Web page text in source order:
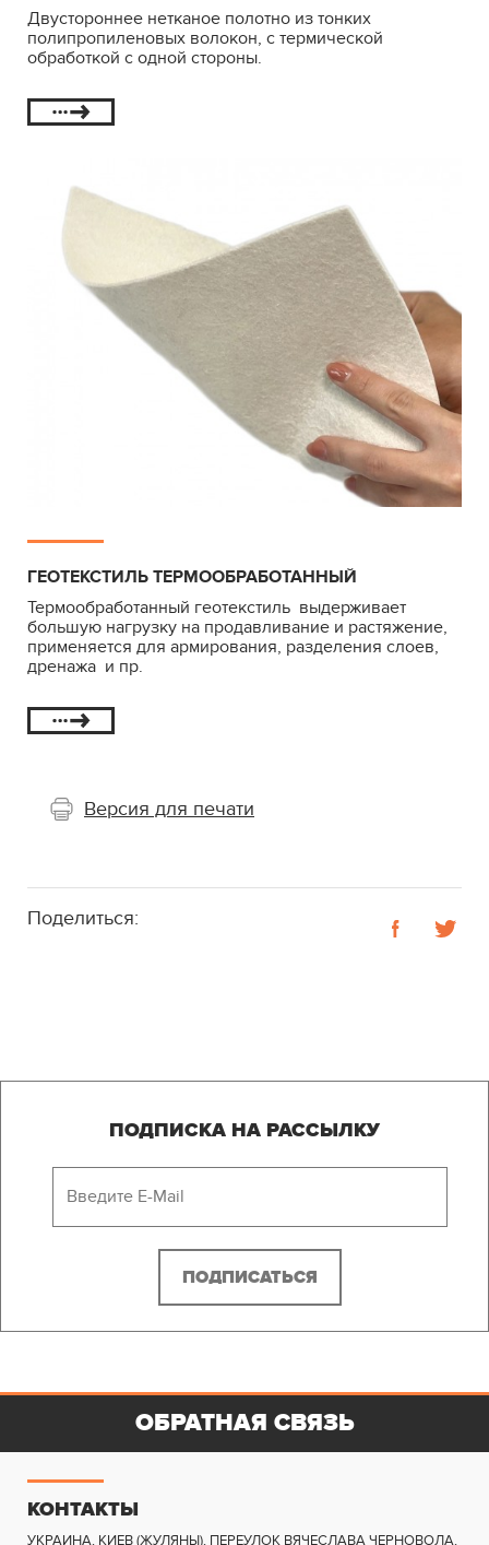
Двустороннее нетканое полотно из тонких
полипропиленовых волокон, с термической
обработкой с одной стороны.
ГЕОТЕКСТИЛЬ ТЕРМООБРАБОТАННЫЙ
Термообработанный геотекстиль выдерживает
большую нагрузку на продавливание и растяжение,
применяется для армирования, разделения слоев,
дренажа и пр.
Версия для печати
Поделиться:
ПОДПИСКА НА РАССЫЛКУ
КОНТАКТЫ
УКРАИНА, КИЕВ (ЖУЛЯНЫ), ПЕРЕУЛОК ВЯЧЕСЛАВА ЧЕРНОВОЛА,
ОБРАТНАЯ СВЯЗЬ